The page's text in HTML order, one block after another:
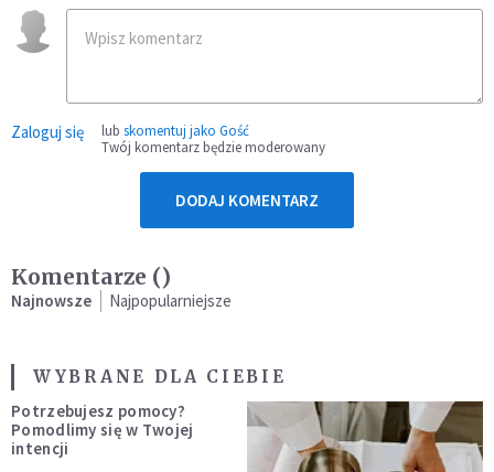
Zaloguj się lub skomentuj jako Gość
Twój komentarz będzie moderowany
DODAJ KOMENTARZ
Komentarze ()
Najnowsze Najpopularniejsze
WYBRANE DLA CIEBIE
Potrzebujesz pomocy?
Pomodlimy się w Twojej
intencji